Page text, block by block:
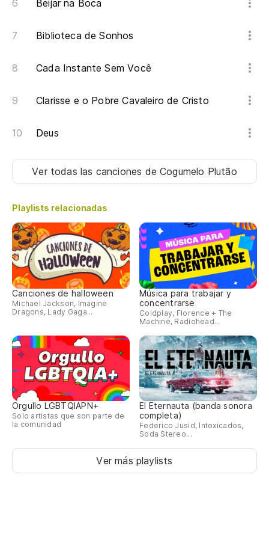
Beijar na Boca
Biblioteca de Sonhos
Cada Instante Sem Você
Clarisse e o Pobre Cavaleiro de Cristo
Deus
Ver todas las canciones de Cogumelo Plutão
Playlists relacionadas
Canciones de halloween
Michael Jackson, Imagine
Dragons, Lady Gaga...
Música para trabajar y
concentrarse
Coldplay, Florence + The
Machine, Radiohead...
Orgullo LGBTQIAPN+
Solo artistas que son parte de
la comunidad
El Eternauta (banda sonora
completa)
Federico Jusid, Intoxicados,
Soda Stereo...
Ver más playlists